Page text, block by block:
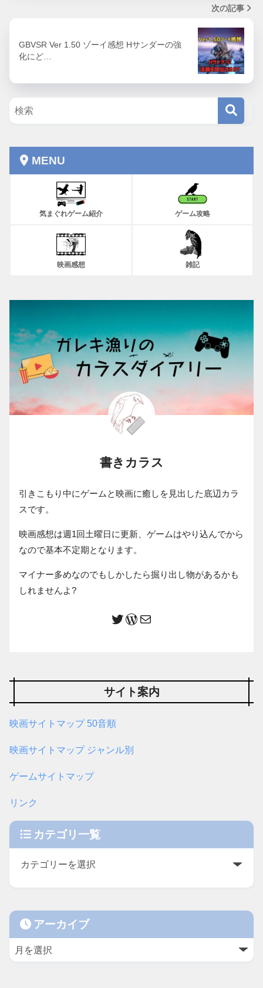
次の記事
GBVSR Ver 1.50 ゾーイ感想 Hサンダーの強
化にど…
MENU
気まぐれゲーム紹介 ゲーム攻略
映画感想 雑記
書きカラス
引きこもり中にゲームと映画に癒しを見出した底辺カラ
スです。
映画感想は週1回土曜日に更新、ゲームはやり込んでから
なので基本不定期となります。
マイナー多めなのでもしかしたら掘り出し物があるかも
しれませんよ?
サイト案内
映画サイトマップ 50音順
映画サイトマップ ジャンル別
ゲームサイトマップ
リンク
カテゴリ一覧
アーカイブ